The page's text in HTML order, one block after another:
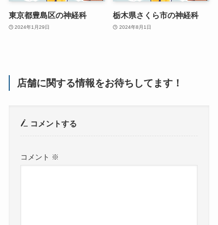
東京都豊島区の神経科
2024年1月29日
栃木県さくら市の神経科
2024年8月1日
店舗に関する情報をお待ちしてます！
コメントする
コメント ※